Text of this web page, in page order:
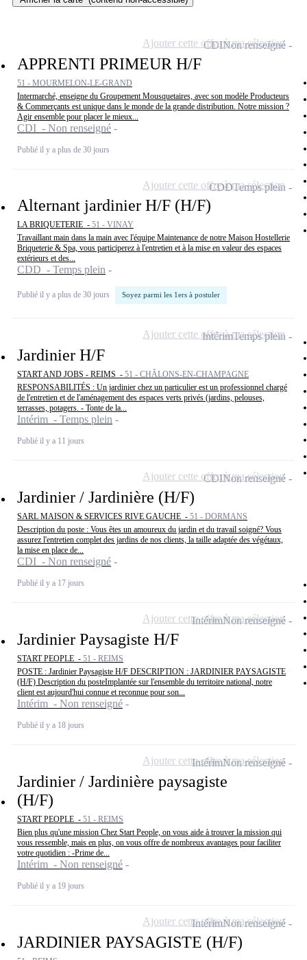
APPRENTI PRIMEUR H/F
51 - MOURMELON-LE-GRAND
Intermarché, enseigne du Groupement Mousquetaires, avec son modèle Producteurs
& Commerçants est unique dans le monde de la grande distribution. Notre mission ?
Agir ensemble pour placer le mieux...
CDI - Non renseigné
Publié il y a plus de 30 jours
CDINon renseigné
Ajouter cette offre à ma sélection
Alternant jardinier H/F (H/F)
LA BRIQUETERIE - 51 - VINAY
Travaillant main dans la main avec l'équipe Maintenance de notre Maison Hostellerie
Briqueterie & Spa, vous participerez à l'entretien et à la mise en valeur des espaces
extérieurs et des...
CDD - Temps plein
Publié il y a plus de 30 jours Soyez parmi les 1ers à postuler
CDDTemps plein
Ajouter cette offre à ma sélection
Jardinier H/F
START AND JOBS - REIMS - 51 - CHÂLONS-EN-CHAMPAGNE
RESPONSABILITÉS : Un jardinier chez un particulier est un professionnel chargé
de l'entretien et de l'aménagement des espaces verts privés (jardins, pelouses,
terrasses, potagers. - Tonte de la...
Intérim - Temps plein
Publié il y a 11 jours
IntérimTemps plein
Ajouter cette offre à ma sélection
Jardinier / Jardinière (H/F)
SARL MAISON & SERVICES RIVE GAUCHE - 51 - DORMANS
Description du poste : Vous êtes un amoureux du jardin et du travail soigné? Vous
assurez l'entretien complet des jardins de nos clients, la taille adaptée des végétaux,
la mise en place de...
CDI - Non renseigné
Publié il y a 17 jours
CDINon renseigné
Ajouter cette offre à ma sélection
Jardinier Paysagiste H/F
START PEOPLE - 51 - REIMS
POSTE : Jardinier Paysagiste H/F DESCRIPTION : JARDINIER PAYSAGISTE
(H/F) Description du posteImplantée sur l'ensemble du territoire national, notre
client est aujourd'hui connue et reconnue pour son...
Intérim - Non renseigné
Publié il y a 18 jours
IntérimNon renseigné
Ajouter cette offre à ma sélection
Jardinier / Jardinière paysagiste
(H/F)
START PEOPLE - 51 - REIMS
Bien plus qu'une mission Chez Start People, on vous aide à trouver la mission qui
vous ressemble, mais en plus, on vous offre de nombreux avantages pour faciliter
votre quotidien : -Prime de...
Intérim - Non renseigné
Publié il y a 19 jours
IntérimNon renseigné
Ajouter cette offre à ma sélection
JARDINIER PAYSAGISTE (H/F)
IntérimNon renseigné
Ajouter cette offre à ma sélection